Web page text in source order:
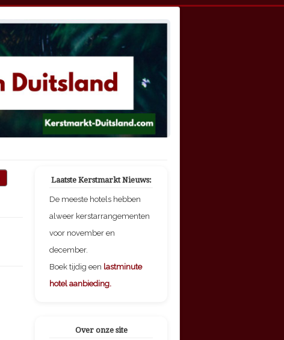
Laatste Kerstmarkt Nieuws:
De meeste hotels hebben
alweer kerstarrangementen
voor november en
december.
Boek tijdig een lastminute
hotel aanbieding.
Over onze site